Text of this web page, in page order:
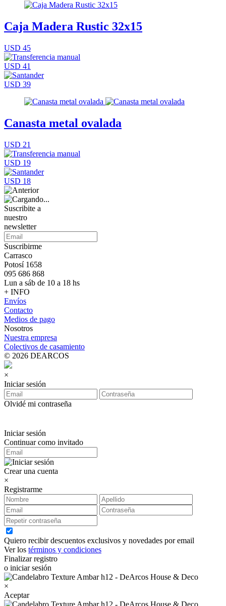
Caja Madera Rustic 32x15
USD 45
USD 41
USD 39
Canasta metal ovalada
USD 21
USD 19
USD 18
Suscribite a
nuestro
newsletter
Suscribirme
Carrasco
Potosí 1658
095 686 868
Lun a sáb de 10 a 18 hs
+ INFO
Envíos
Contacto
Medios de pago
Nosotros
Nuestra empresa
Colectivos de casamiento
© 2026 DEARCOS
×
Iniciar sesión
Olvidé mi contraseña
Iniciar sesión
Continuar como invitado
Crear una cuenta
×
Registrarme
Quiero recibir descuentos exclusivos y novedades por email
Ver los términos y condiciones
Finalizar registro
o iniciar sesión
×
Aceptar